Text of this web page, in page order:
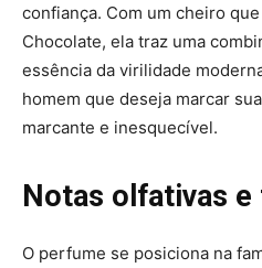
confiança. Com um cheiro
Chocolate, ela traz uma
essência da virilidade
homem que deseja marcar
marcante e inesquecível.
Notas olfativas e
O perfume se posiciona na